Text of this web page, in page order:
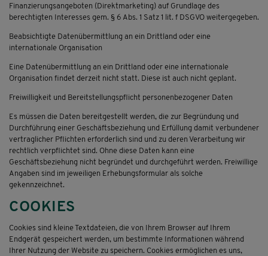
Finanzierungsangeboten (Direktmarketing) auf Grundlage des
berechtigten Interesses gem. § 6 Abs. 1 Satz 1 lit. f DSGVO weitergegeben.
Beabsichtigte Datenübermittlung an ein Drittland oder eine
internationale Organisation
Eine Datenübermittlung an ein Drittland oder eine internationale
Organisation findet derzeit nicht statt. Diese ist auch nicht geplant.
Freiwilligkeit und Bereitstellungspflicht personenbezogener Daten
Es müssen die Daten bereitgestellt werden, die zur Begründung und
Durchführung einer Geschäftsbeziehung und Erfüllung damit verbundener
vertraglicher Pflichten erforderlich sind und zu deren Verarbeitung wir
rechtlich verpflichtet sind. Ohne diese Daten kann eine
Geschäftsbeziehung nicht begründet und durchgeführt werden. Freiwillige
Angaben sind im jeweiligen Erhebungsformular als solche
gekennzeichnet.
COOKIES
Cookies sind kleine Textdateien, die von Ihrem Browser auf Ihrem
Endgerät gespeichert werden, um bestimmte Informationen während
Ihrer Nutzung der Website zu speichern. Cookies ermöglichen es uns,